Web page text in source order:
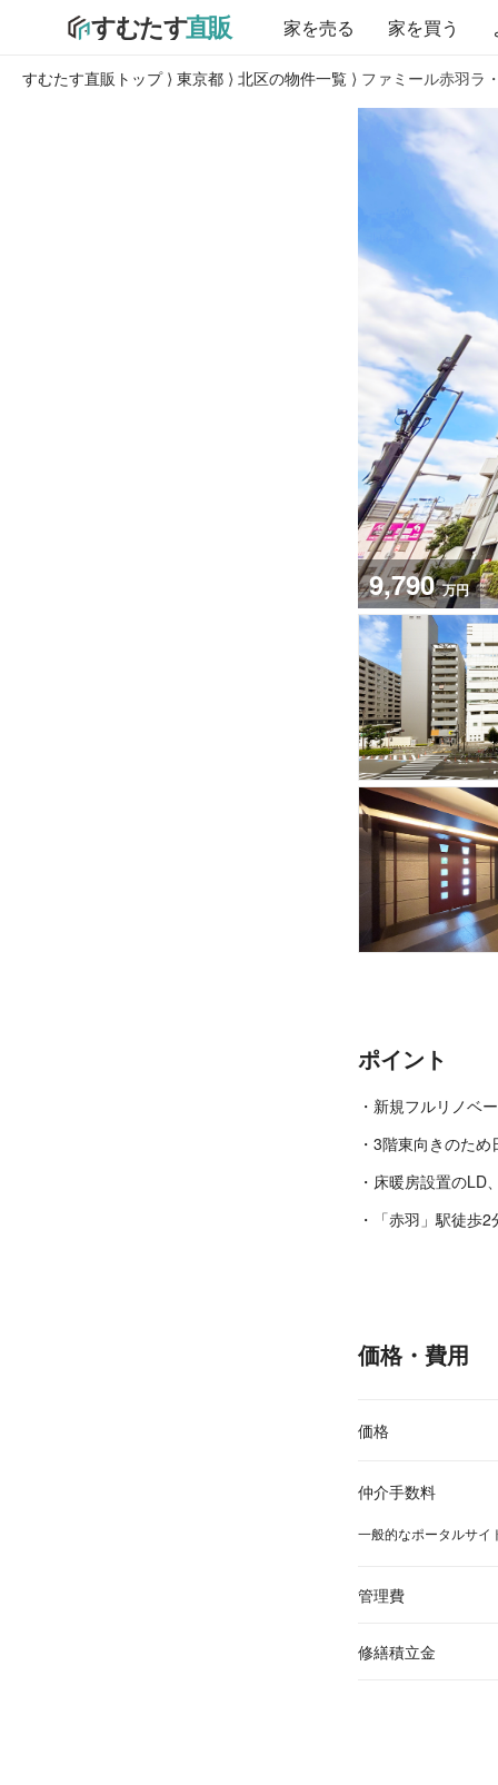
家を売る 家を買う
すむたす直販トップ⟩ 東京都 ⟩ 北区の物件一覧 ⟩ ファミール赤羽ラ
9,790万円
ポイント
・新規フルリノベ
・3階東向きのた
・床暖房設置の
・「赤羽」駅徒歩2
価格・費用
価格
仲介手数料
一般的なポータルサイ
管理費
修繕積立金